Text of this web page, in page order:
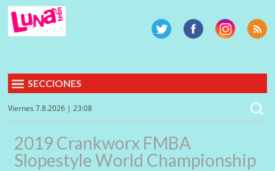
SECCIONES
Viernes 7.8.2026 | 23:08
2019 Crankworx FMBA
Slopestyle World Championship